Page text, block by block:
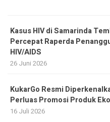
Kasus HIV di Samarinda
Percepat Raperda
HIV/AIDS
26 Juni 2026
KukarGo Resmi
Perluas Promosi Produk
16 Juli 2026